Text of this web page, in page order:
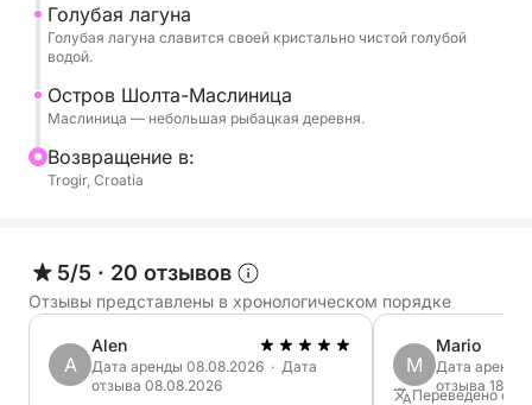
Топливо не включено в цену и оплачивается по
окончании аренды.
Голубая лагуна
Голубая лагуна славится своей кристально чистой голубой
водой.
Остров Шолта-Маслиница
Маслиница — небольшая рыбацкая деревня.
Bозвращение в:
Trogir, Croatia
5/5 · 20 отзывов
Отзывы представлены в хронологическом порядке
A
Alen
Дата аренды 08.08.2026 · Дата
отзыва 08.08.2026
M
Mario
Дата аренды
отзыва
Переведено с